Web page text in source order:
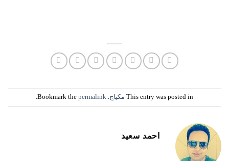
This entry was posted in مكياج. Bookmark the
permalink
.
احمد سعيد